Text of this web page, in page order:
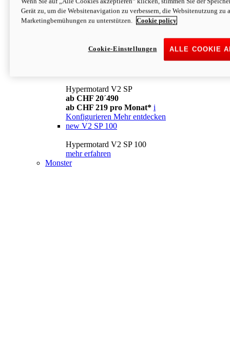
Konfigurieren Mehr entdecken
newV2
ab CHF 169 pro Monat* i
Mehr entdecken
Hypermotard V2 SP
ab CHF 20´490
ab CHF 219 pro Monat* i
Konfigurieren Mehr entdecken
new V2 SP 100
Hypermotard V2 SP 100
mehr erfahren
Monster
Gerät zu, um die Websitenavigation zu verbessern, die Websitenutzung zu
Marketingbemühungen zu unterstützen.
Cookie policy
ALLE COOKIE
Cookie-Einstellungen